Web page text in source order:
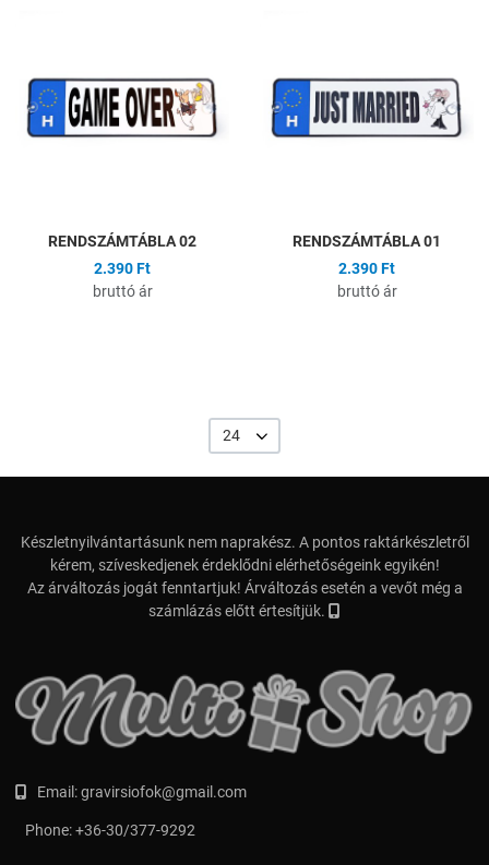
Gyors nézet
RENDSZÁMTÁBLA 02
2.390 Ft
bruttó ár
RENDSZÁMTÁBLA 01
2.390 Ft
bruttó ár
24
Készletnyilvántartásunk nem naprakész. A pontos raktárkészletről
kérem, szíveskedjenek érdeklődni elérhetőségeink egyikén!
Az árváltozás jogát fenntartjuk! Árváltozás esetén a vevőt még a
számlázás előtt értesítjük.
Email:gravirsiofok@gmail.com
Phone:+36-30/377-9292